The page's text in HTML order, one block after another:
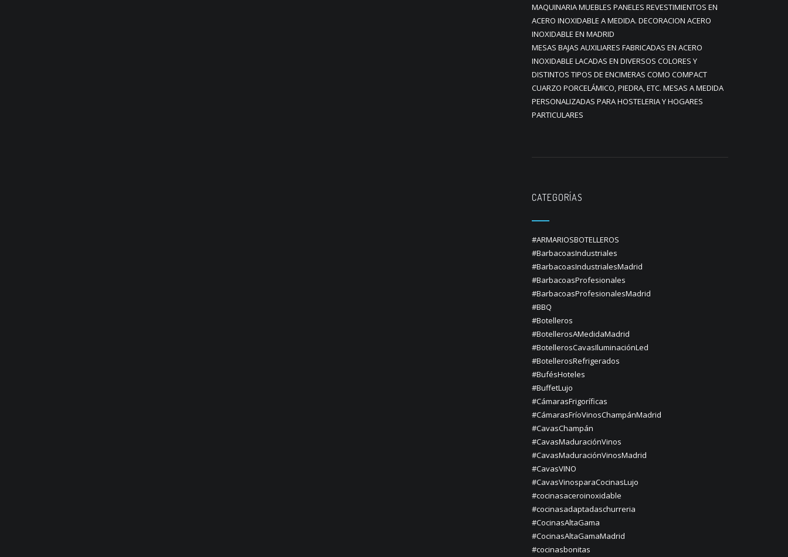
MAQUINARIA MUEBLES PANELES REVESTIMIENTOS EN
ACERO INOXIDABLE A MEDIDA. DECORACION ACERO
INOXIDABLE EN MADRID
MESAS BAJAS AUXILIARES FABRICADAS EN ACERO
INOXIDABLE LACADAS EN DIVERSOS COLORES Y
DISTINTOS TIPOS DE ENCIMERAS COMO COMPACT
CUARZO PORCELÁMICO, PIEDRA, ETC. MESAS A MEDIDA
PERSONALIZADAS PARA HOSTELERIA Y HOGARES
PARTICULARES
CATEGORÍAS
#ARMARIOSBOTELLEROS
#BarbacoasIndustriales
#BarbacoasIndustrialesMadrid
#BarbacoasProfesionales
#BarbacoasProfesionalesMadrid
#BBQ
#Botelleros
#BotellerosAMedidaMadrid
#BotellerosCavasIluminaciónLed
#BotellerosRefrigerados
#BufésHoteles
#BuffetLujo
#CámarasFrigoríficas
#CámarasFríoVinosChampánMadrid
#CavasChampán
#CavasMaduraciónVinos
#CavasMaduraciónVinosMadrid
#CavasVINO
#CavasVinosparaCocinasLujo
#cocinasaceroinoxidable
#cocinasadaptadaschurreria
#CocinasAltaGama
#CocinasAltaGamaMadrid
#cocinasbonitas